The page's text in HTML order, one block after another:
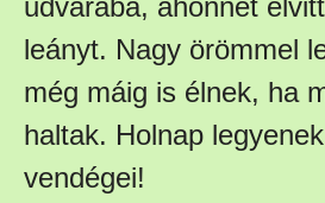
leányt. Nagy örömmel
még máig is élnek, ha
haltak. Holnap
vendégei!